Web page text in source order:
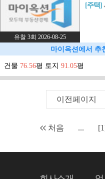
유찰 3회 2026-08-25
[주택]
마이옥션에서 추
건물 76.56평 토지 91.05평
이전페이지
처음 ...